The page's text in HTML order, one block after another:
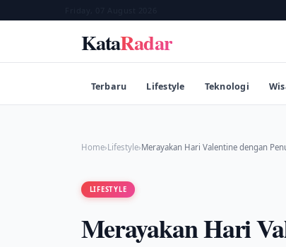
KataRadar
Terbaru Lifestyle Teknologi
Home›Lifestyle›Merayakan Hari Valentine dengan
LIFESTYLE
Merayakan Hari